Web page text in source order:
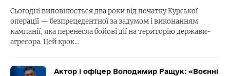
Сьогодні виповнюється два роки від початку Курської
операції — безпрецедентної за задумом і виконанням
кампанії, яка перенесла бойові дії на територію держави-
агресора. Цей крок…
Актор і офіцер Володимир Ращук: «Воєнні